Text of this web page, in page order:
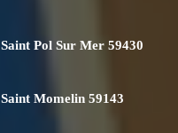
Pol Sur Mer 59430
Momelin 59143